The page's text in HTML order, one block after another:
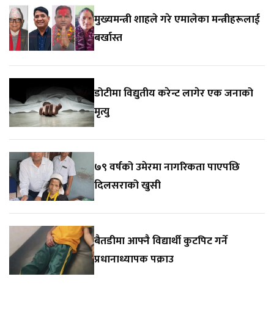
मुख्यमन्त्री शाहले गरे एमालेका मन्त्रीहरूलाई
बर्खास्त
डोटीमा विद्युतीय करेन्ट लागेर एक जनाको
मृत्यु
७९ वर्षको उमेरमा नागरिकता पाएपछि
दिलसराको खुसी
बैतडीमा आफ्नै विद्यार्थी कुटपिट गर्ने
प्रधानाध्यापक पक्राउ